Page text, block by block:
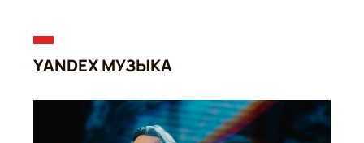
До встречи 17 октября в БКЗ «Октябрьский» на большом
концерте Вячеслава Бутусова и «Ордена Славы»,
YANDEX МУЗЫКА